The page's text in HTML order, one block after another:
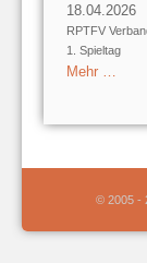
18.04.2026
RPTFV
1. Spieltag
Mehr …
© 2005 -